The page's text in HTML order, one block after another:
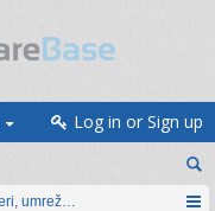
Log in or Sign up
umrežavanje i web servisi